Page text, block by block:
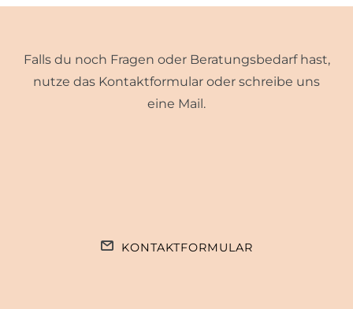
Falls du noch Fragen oder Beratungsbedarf hast,
nutze das Kontaktformular oder schreibe uns
eine Mail.
KONTAKTFORMULAR